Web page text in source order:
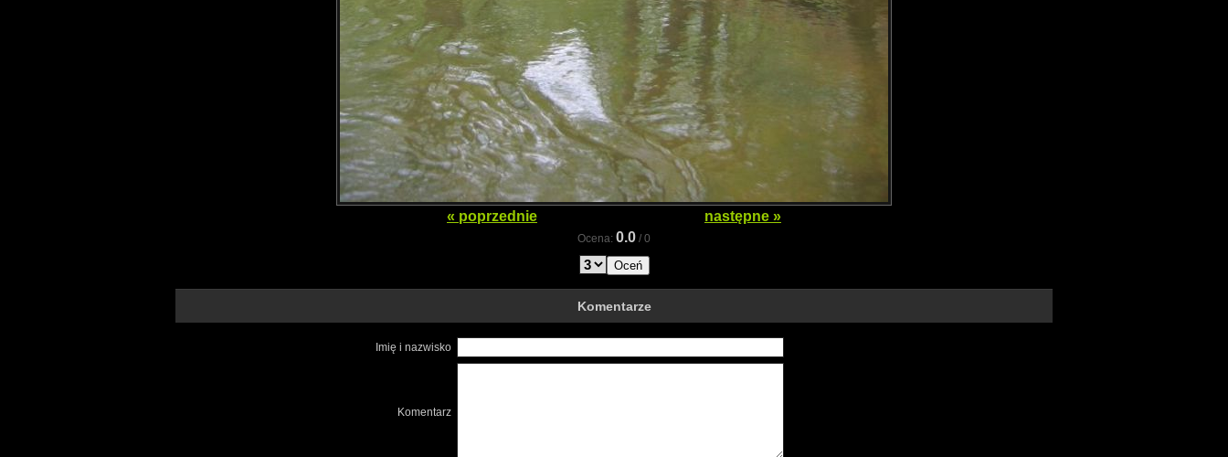
« poprzednie następne »
Ocena: 0.0 / 0
Komentarze
Imię i nazwisko
Komentarz